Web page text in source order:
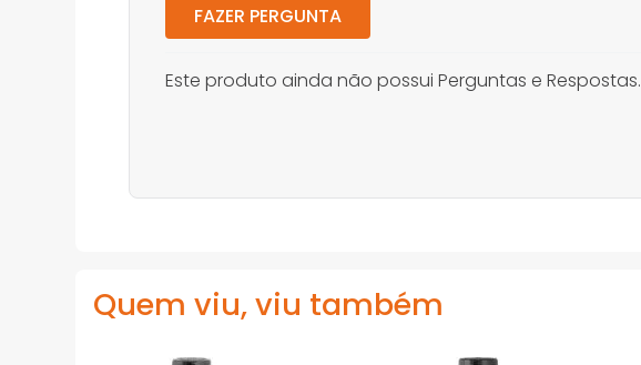
FAZER PERGUNTA
Este produto ainda não possui Perguntas e Respostas.
Quem viu, viu também